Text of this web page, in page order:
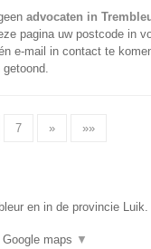
advocaten in
pagina uw postcode in
e-mail in contact te
getoond.
7 » »»
en in de provincie Luik.
Google maps ▼